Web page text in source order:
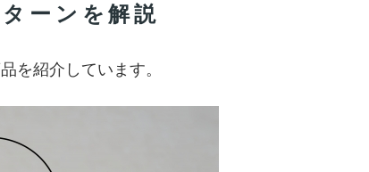
ーンを解説
を紹介しています。